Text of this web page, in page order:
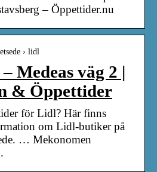
– Öppettider.nu
› lidl
Medeas väg 2 |
& Öppettider
för Lidl? Här finns
om Lidl-butiker på
… Mekonomen